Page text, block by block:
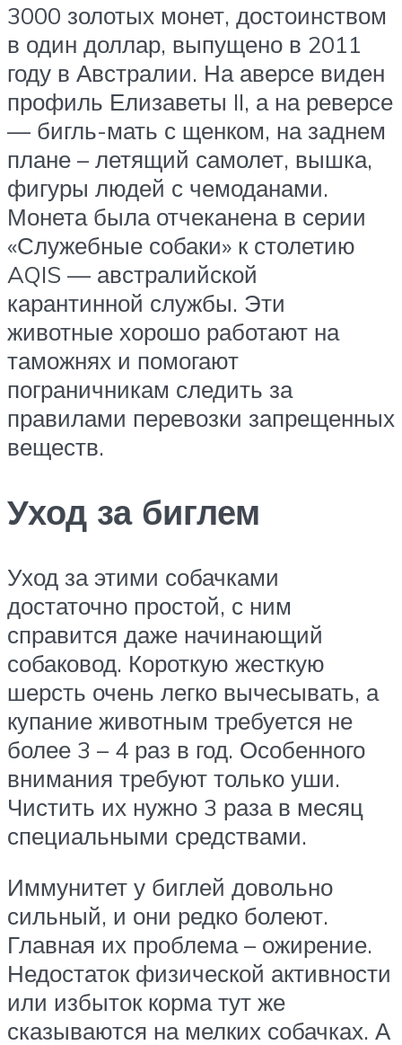
3000 золотых монет, достоинством
в один доллар, выпущено в 2011
году в Австралии. На аверсе виден
профиль Елизаветы II, а на реверсе
— бигль-мать с щенком, на заднем
плане – летящий самолет, вышка,
фигуры людей с чемоданами.
Монета была отчеканена в серии
«Служебные собаки» к столетию
AQIS — австралийской
карантинной службы. Эти
животные хорошо работают на
таможнях и помогают
пограничникам следить за
правилами перевозки запрещенных
веществ.
Уход за биглем
Уход за этими собачками
достаточно простой, с ним
справится даже начинающий
собаковод. Короткую жесткую
шерсть очень легко вычесывать, а
купание животным требуется не
более 3 – 4 раз в год. Особенного
внимания требуют только уши.
Чистить их нужно 3 раза в месяц
специальными средствами.
Иммунитет у биглей довольно
сильный, и они редко болеют.
Главная их проблема – ожирение.
Недостаток физической активности
или избыток корма тут же
сказываются на мелких собачках. А